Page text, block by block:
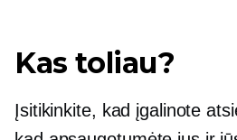
Kas toliau?
Įsitikinkite, kad įgalinote